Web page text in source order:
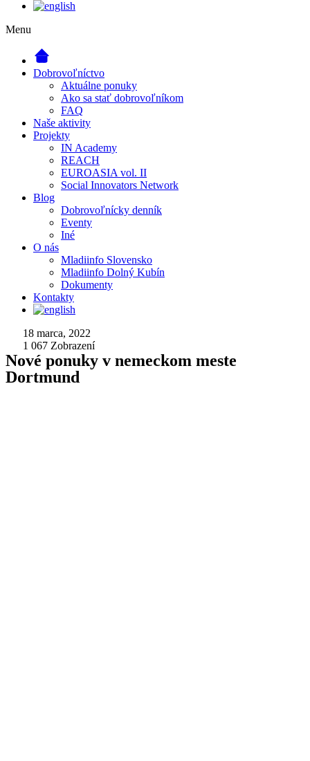
Menu
Dobrovoľníctvo
Aktuálne ponuky
Ako sa stať dobrovoľníkom
FAQ
Naše aktivity
Projekty
IN Academy
REACH
EUROASIA vol. II
Social Innovators Network
Blog
Dobrovoľnícky denník
Eventy
Iné
O nás
Mladiinfo Slovensko
Mladiinfo Dolný Kubín
Dokumenty
Kontakty
18 marca, 2022
1 067 Zobrazení
Nové ponuky v nemeckom meste
Dortmund